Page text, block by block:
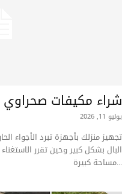
شراء مكيفات صحراوي
يوليو 11, 2026
تجهيز منزلك بأجهزة تبرد الأجواء
البال بشكل كبير وحين تقرر
مساحة كبيرة...